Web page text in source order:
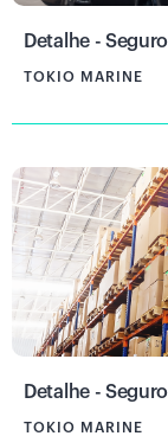
Detalhe -
TOKIO MARINE
Detalhe -
TOKIO MARINE